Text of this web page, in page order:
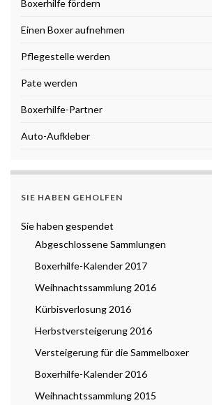
Boxerhilfe fördern
Einen Boxer aufnehmen
Pflegestelle werden
Pate werden
Boxerhilfe-Partner
Auto-Aufkleber
SIE HABEN GEHOLFEN
Sie haben gespendet
Abgeschlossene Sammlungen
Boxerhilfe-Kalender 2017
Weihnachtssammlung 2016
Kürbisverlosung 2016
Herbstversteigerung 2016
Versteigerung für die Sammelboxer
Boxerhilfe-Kalender 2016
Weihnachtssammlung 2015